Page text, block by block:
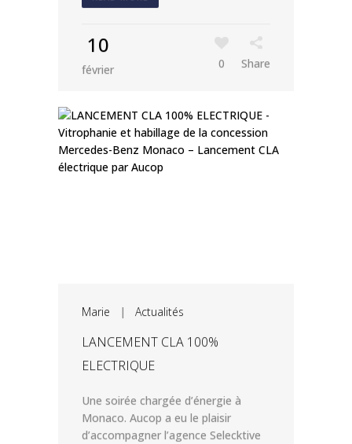
10
février 0 Share
Marie | Actualités
LANCEMENT CLA 100%
ELECTRIQUE
Une soirée chargée d’énergie à
Monaco. Aucop a eu le plaisir
d’accompagner l’agence Selecktive